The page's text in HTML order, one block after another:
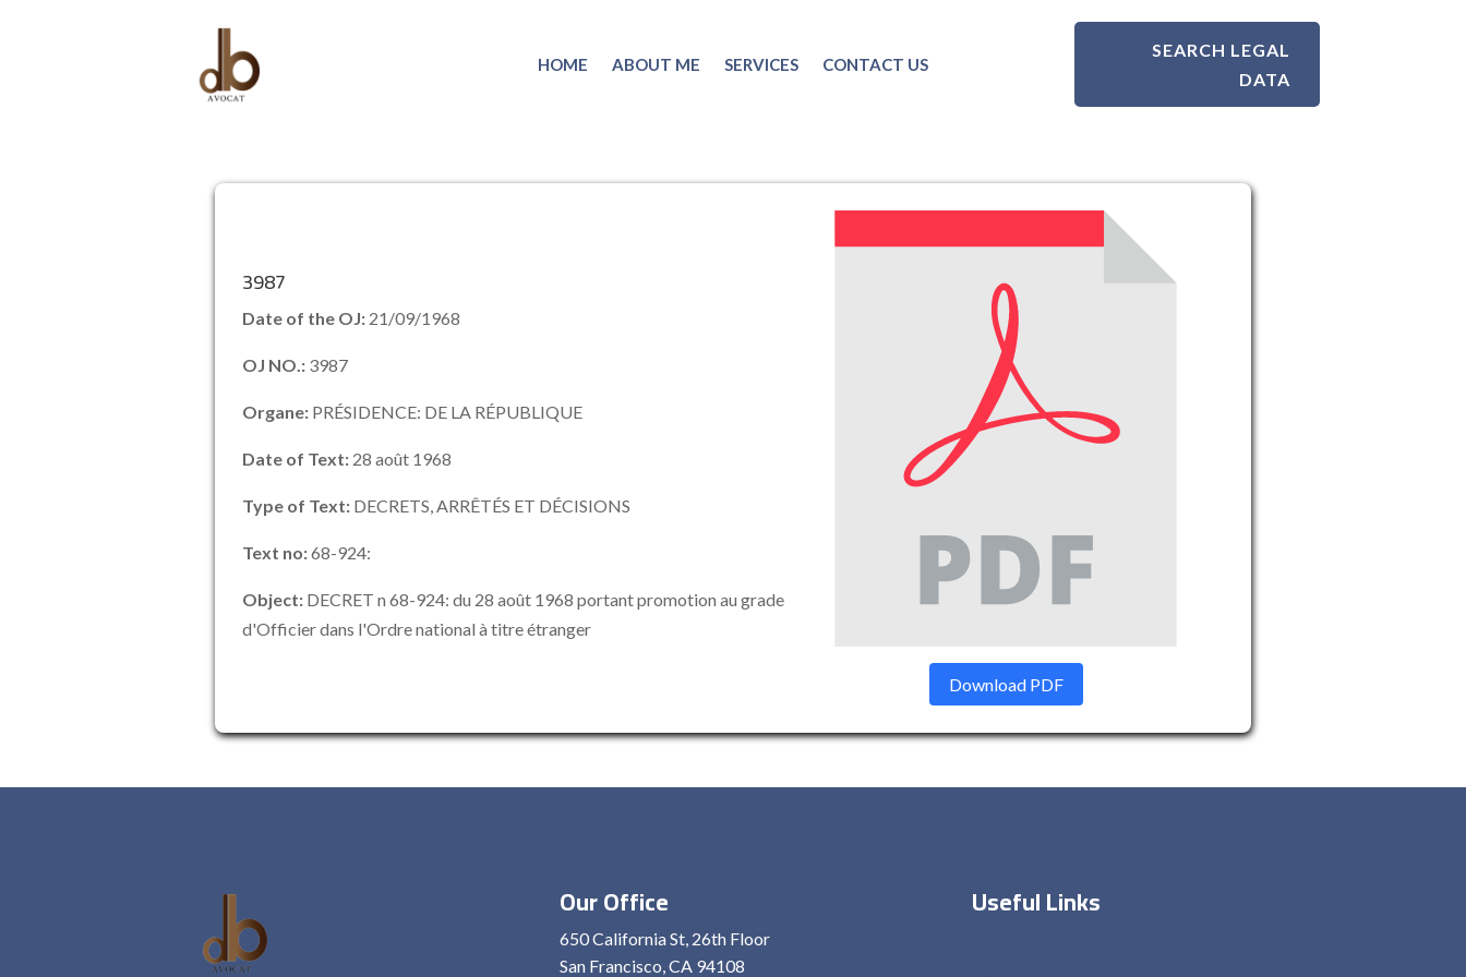
HOME ABOUT ME SERVICES CONTACT US
SEARCH LEGAL
DATA
3987
Date of the OJ: 21/09/1968
OJ NO.: 3987
Organe: PRÉSIDENCE: DE LA RÉPUBLIQUE
Date of Text: 28 août 1968
Type of Text: DECRETS, ARRÊTÉS ET DÉCISIONS
Text no:68-924:
Object: DECRET n 68-924: du 28 août 1968 portant promotion au grade
d'Officier dans l'Ordre national à titre étranger
Download PDF
Our Office
650 California St, 26th Floor
San Francisco, CA 94108
Useful Links